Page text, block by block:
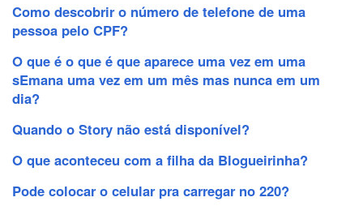
Como descobrir o número de telefone de uma
pessoa pelo CPF?
O que é o que é que aparece uma vez em uma
sEmana uma vez em um mês mas nunca em um
dia?
Quando o Story não está disponível?
O que aconteceu com a filha da Blogueirinha?
Pode colocar o celular pra carregar no 220?